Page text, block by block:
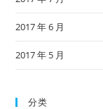
2017 年 6 月
2017 年 5 月
分类